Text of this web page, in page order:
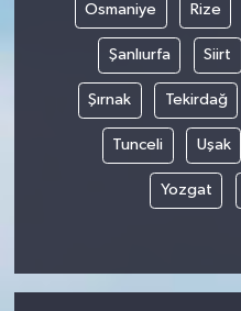
Osmaniye Rize
Şanlıurfa Siirt
Şırnak Tekirdağ
Tunceli Uşak
Yozgat